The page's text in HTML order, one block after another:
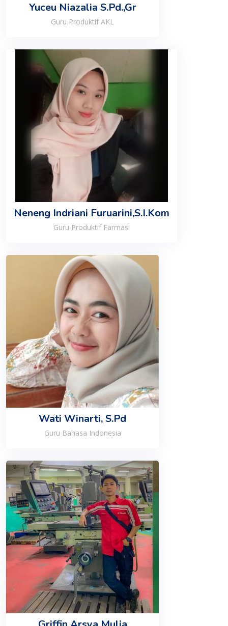
Yuceu Niazalia S.Pd.,Gr
Guru Produktif AKL
Neneng Indriani Furuarini,S.I.Kom
Guru Produktif Farmasi
Wati Winarti, S.Pd
Guru Bahasa Indonesia